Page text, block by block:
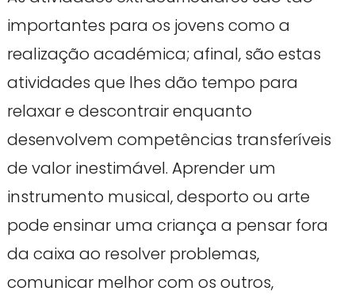
importantes para os jovens como a
realização académica; afinal, são estas
atividades que lhes dão tempo para
relaxar e descontrair enquanto
desenvolvem competências transferíveis
de valor inestimável. Aprender um
instrumento musical, desporto ou arte
pode ensinar uma criança a pensar fora
da caixa ao resolver problemas,
comunicar melhor com os outros,